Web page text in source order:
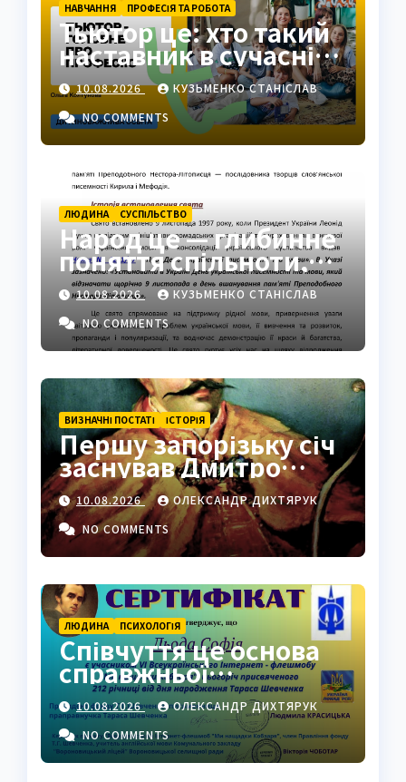
НАВЧАННЯ ПРОФЕСІЯ ТА РОБОТА
Тьютор це: хто такий
наставник в сучасній
освіті
10.08.2026
КУЗЬМЕНКО СТАНІСЛАВ
NO COMMENTS
ЛЮДИНА СУCПІЛЬСТВО
Народ це — глибинне
поняття спільноти,
ідентичності та сили
10.08.2026
КУЗЬМЕНКО СТАНІСЛАВ
NO COMMENTS
ВИЗНАЧНІ ПОСТАТІ ІСТОРІЯ
Першу запорізьку січ
заснував Дмитро
Вишневецький на
Малій Хортиці
10.08.2026
ОЛЕКСАНДР ДИХТЯРУК
NO COMMENTS
ЛЮДИНА ПСИХОЛОГІЯ
Співчуття це основа
справжньої
людяності
10.08.2026
ОЛЕКСАНДР ДИХТЯРУК
NO COMMENTS